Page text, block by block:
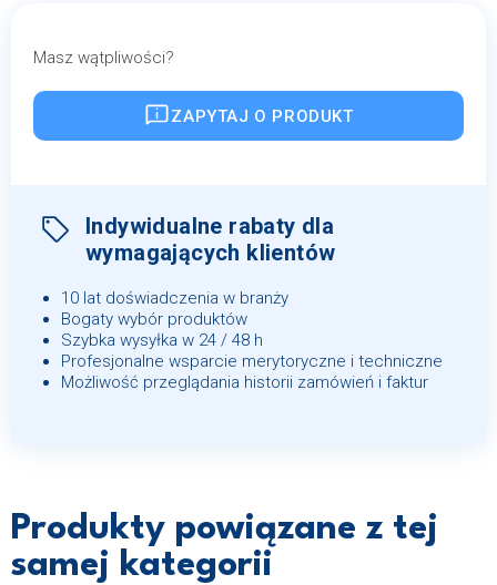
Masz wątpliwości?
ZAPYTAJ O PRODUKT
Indywidualne rabaty dla
wymagających klientów
10 lat doświadczenia w branży
Bogaty wybór produktów
Szybka wysyłka w 24 / 48 h
Profesjonalne wsparcie merytoryczne i techniczne
Możliwość przeglądania historii zamówień i faktur
Produkty powiązane z tej
samej kategorii